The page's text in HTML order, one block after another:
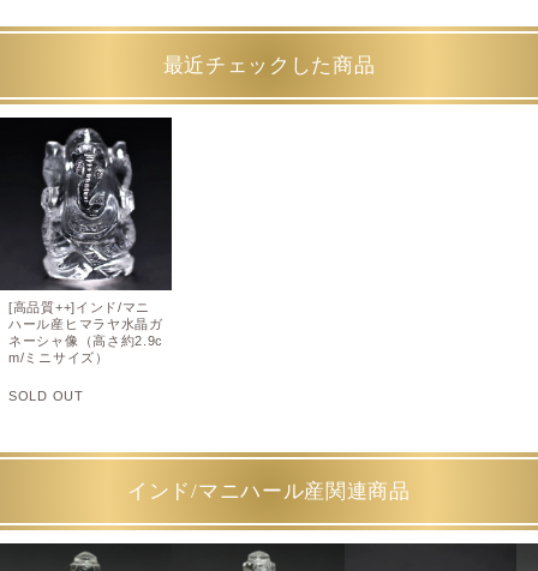
最近チェックした商品
[高品質++]インド/マニ
ハール産ヒマラヤ水晶ガ
ネーシャ像（高さ約2.9c
m/ミニサイズ）
SOLD OUT
インド/マニハール産関連商品